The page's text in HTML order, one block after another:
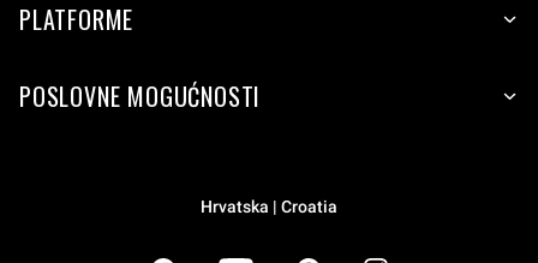
PLATFORME
POSLOVNE MOGUĆNOSTI
Hrvatska | Croatia